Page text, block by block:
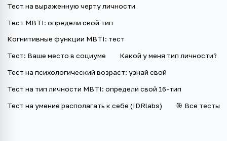
Тест на выраженную черту личности
Тест MBTI: определи свой тип
Когнитивные функции MBTI: тест
Тест: Ваше место в социуме Какой у меня тип личности?
Тест на психологический возраст: узнай свой
Тест на тип личности MBTI: определи свой 16-тип
Тест на умение располагать к себе (IDRlabs) 🎯 Все тесты